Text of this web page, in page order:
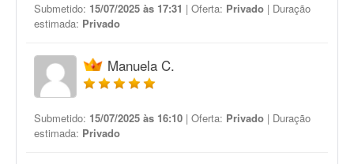
Submetido: 15/07/2025 às 17:31 | Oferta: Privado | Duração
estimada: Privado
Manuela C.
Submetido: 15/07/2025 às 16:10 | Oferta: Privado | Duração
estimada: Privado